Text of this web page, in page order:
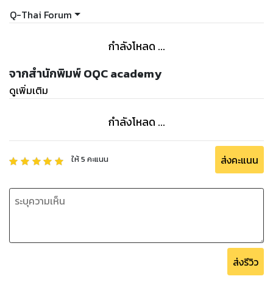
Q-Thai Forum
กำลังโหลด ...
จากสำนักพิมพ์ OQC academy
ดูเพิ่มเติม
กำลังโหลด ...
ให้5 คะแนน ส่งคะแนน
ส่งรีวิว